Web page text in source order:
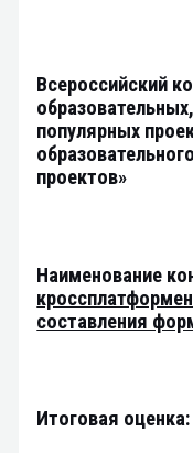
Всероссийский
популярных
проектов»
Наименование
составления
Итоговая